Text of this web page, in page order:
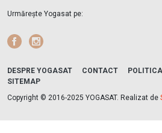
Urmărește Yogasat pe:
Facebook
DESPRE YOGASAT CONTACT
SITEMAP
Copyright © 2016-2025 YOGASAT. Realizat de